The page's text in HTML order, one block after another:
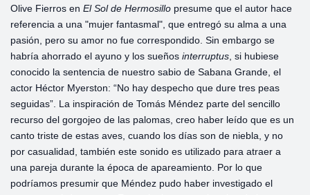
Olive Fierros en El Sol de Hermosillo presume que el autor hace
referencia a una "mujer fantasmal", que entregó su alma a una
pasión, pero su amor no fue correspondido. Sin embargo se
habría ahorrado el ayuno y los sueños interruptus , si hubiese
conocido la sentencia de nuestro sabio de Sabana Grande, el
actor Héctor Myerston: “No hay despecho que dure tres peas
seguidas”. La inspiración de Tomás Méndez parte del sencillo
recurso del gorgojeo de las palomas, creo haber leído que es un
canto triste de estas aves, cuando los días son de niebla, y no
por casualidad, también este sonido es utilizado para atraer a
una pareja durante la época de apareamiento. Por lo que
podríamos presumir que Méndez pudo haber investigado el